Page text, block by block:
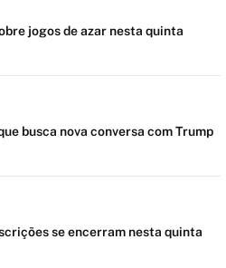
jogos de azar nesta quinta
busca nova conversa com Trump
se encerram nesta quinta